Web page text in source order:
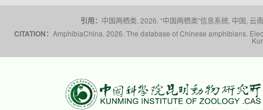
引用： 中国两栖类. 2026. “中国两栖类”信息系统. 中国,
CITATION： AmphibiaChina. 2026. The database of Chinese amphibians.